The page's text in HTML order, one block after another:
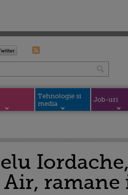
Tehnologie si
media
Job-uri
ramane